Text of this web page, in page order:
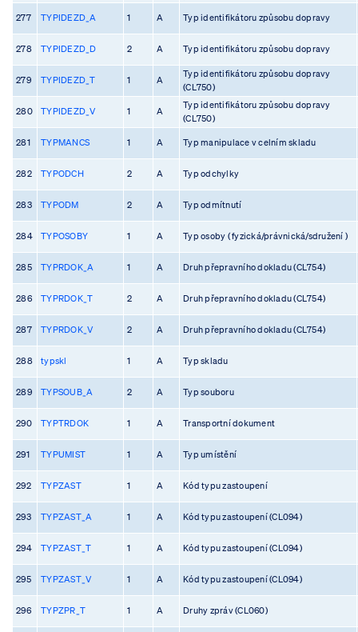
277 TYPIDEZD_A 1 A Typ identifikátoru způsobu dopravy
278 TYPIDEZD_D 2 A Typ identifikátoru způsobu dopravy
279 TYPIDEZD_T 1 A
Typ identifikátoru způsobu dopravy
(CL750)
280 TYPIDEZD_V 1 A
Typ identifikátoru způsobu dopravy
(CL750)
281 TYPMANCS 1 A Typ manipulace v celním skladu
282 TYPODCH 2 A Typ odchylky
283 TYPODM 2 A Typ odmítnutí
284 TYPOSOBY 1 A Typ osoby ( fyzická/právnická/sdružení )
285 TYPRDOK_A 1 A Druh přepravního dokladu (CL754)
286 TYPRDOK_T 2 A Druh přepravního dokladu (CL754)
287 TYPRDOK_V 2 A Druh přepravního dokladu (CL754)
288 typskl 1 A Typ skladu
289 TYPSOUB_A 2 A Typ souboru
290 TYPTRDOK 1 A Transportní dokument
291 TYPUMIST 1 A Typ umístění
292 TYPZAST 1 A Kód typu zastoupení
293 TYPZAST_A 1 A Kód typu zastoupení (CL094)
294 TYPZAST_T 1 A Kód typu zastoupení (CL094)
295 TYPZAST_V 1 A Kód typu zastoupení (CL094)
296 TYPZPR_T 1 A Druhy zpráv (CL060)